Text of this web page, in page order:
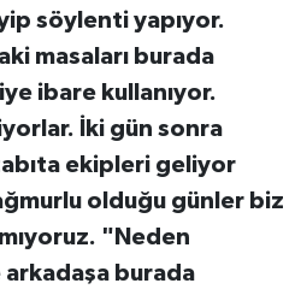
söylenti yapıyor.
masaları burada
ibare kullanıyor.
İki gün sonra
ekipleri geliyor
olduğu günler biz
"Neden
arkadaşa burada